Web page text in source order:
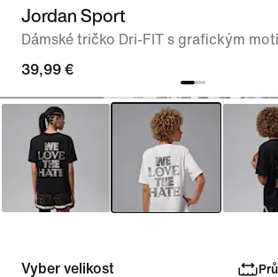
Jordan Sport
Dámské tričko Dri-FIT s grafickým
39,99 €
Vyber velikost